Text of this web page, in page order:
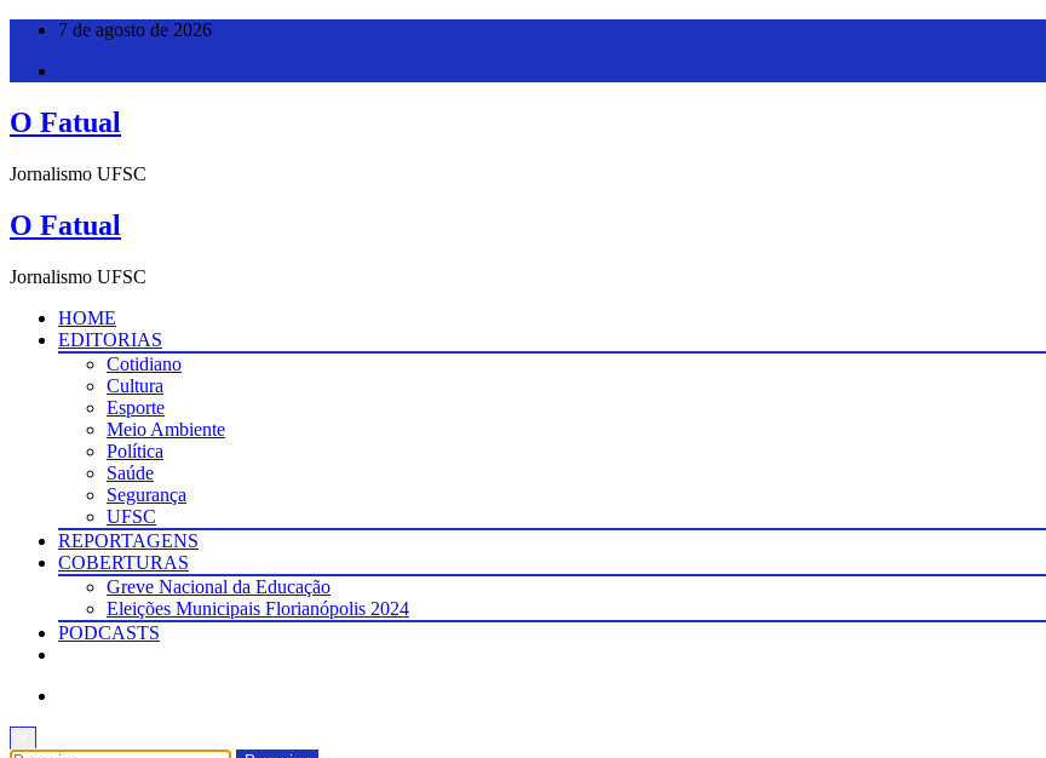
Pular
7 de agosto de 2026
O Fatual
Jornalismo UFSC
O Fatual
Jornalismo UFSC
HOME
EDITORIAS
Cotidiano
Cultura
Esporte
Meio Ambiente
Política
Saúde
Segurança
UFSC
REPORTAGENS
COBERTURAS
Greve Nacional da Educação
Eleições Municipais Florianópolis 2024
PODCASTS